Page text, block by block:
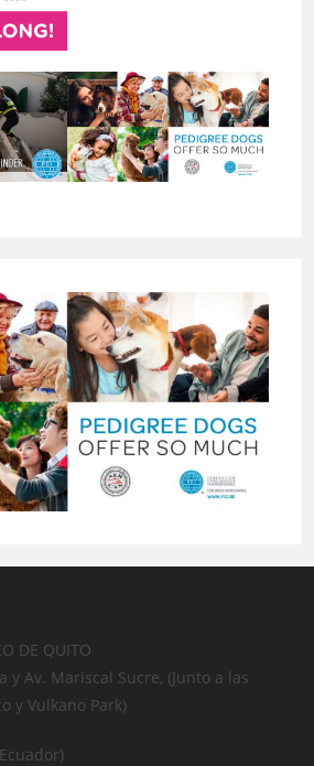
DE QUITO
y Av. Mariscal Sucre, (Junto a las
y Vulkano Park)